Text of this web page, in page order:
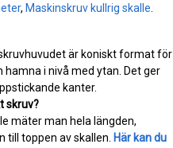
, Maskinskruv kullrig skalle
är koniskt format för
i nivå med ytan. Det ger
kanter.
skruv?
mäter man hela längden,
till toppen av skallen. Här kan du